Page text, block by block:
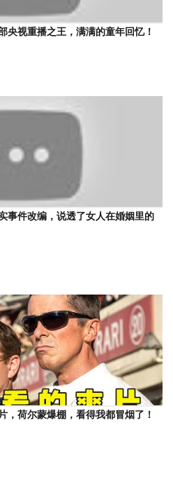
央视重播之王，满满的童年回忆！
事件改编，说透了女人在婚姻里的
，荷尔蒙爆棚，看得我都冒烟了！